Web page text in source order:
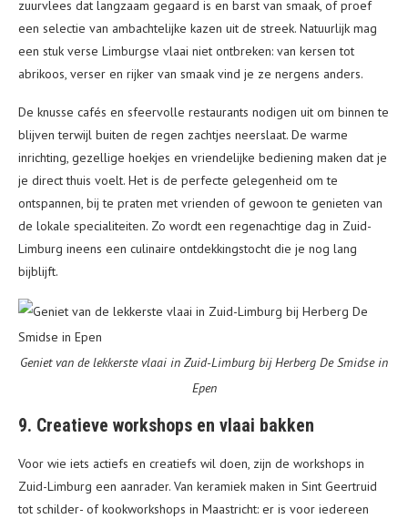
zuurvlees dat langzaam gegaard is en barst van smaak, of proef
een selectie van ambachtelijke kazen uit de streek. Natuurlijk mag
een stuk verse Limburgse vlaai niet ontbreken: van kersen tot
abrikoos, verser en rijker van smaak vind je ze nergens anders.
De knusse cafés en sfeervolle restaurants nodigen uit om binnen te
blijven terwijl buiten de regen zachtjes neerslaat. De warme
inrichting, gezellige hoekjes en vriendelijke bediening maken dat je
je direct thuis voelt. Het is de perfecte gelegenheid om te
ontspannen, bij te praten met vrienden of gewoon te genieten van
de lokale specialiteiten. Zo wordt een regenachtige dag in Zuid-
Limburg ineens een culinaire ontdekkingstocht die je nog lang
bijblijft.
Geniet van de lekkerste vlaai in Zuid-Limburg bij Herberg De Smidse in
Epen
9. Creatieve workshops en vlaai bakken
Voor wie iets actiefs en creatiefs wil doen, zijn de workshops in
Zuid-Limburg een aanrader. Van keramiek maken in Sint Geertruid
tot schilder- of kookworkshops in Maastricht: er is voor iedereen